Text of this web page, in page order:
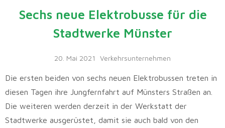
Sechs neue Elektrobusse für die
Stadtwerke Münster
20. Mai 2021 Verkehrsunternehmen
Die ersten beiden von sechs neuen Elektrobussen treten in
diesen Tagen ihre Jungfernfahrt auf Münsters Straßen an.
Die weiteren werden derzeit in der Werkstatt der
Stadtwerke ausgerüstet, damit sie auch bald von den